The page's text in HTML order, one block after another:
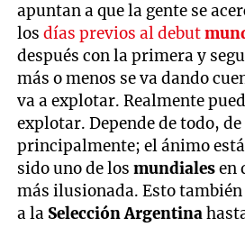
apuntan a que la gente se
losdías previos al debut
después con la primera y
más o menos se va dando
va a explotar. Realmente
explotar. Depende de todo,
principalmente; el ánimo
sido uno de losmundialesen
más ilusionada. Esto
a la Selección Argentina